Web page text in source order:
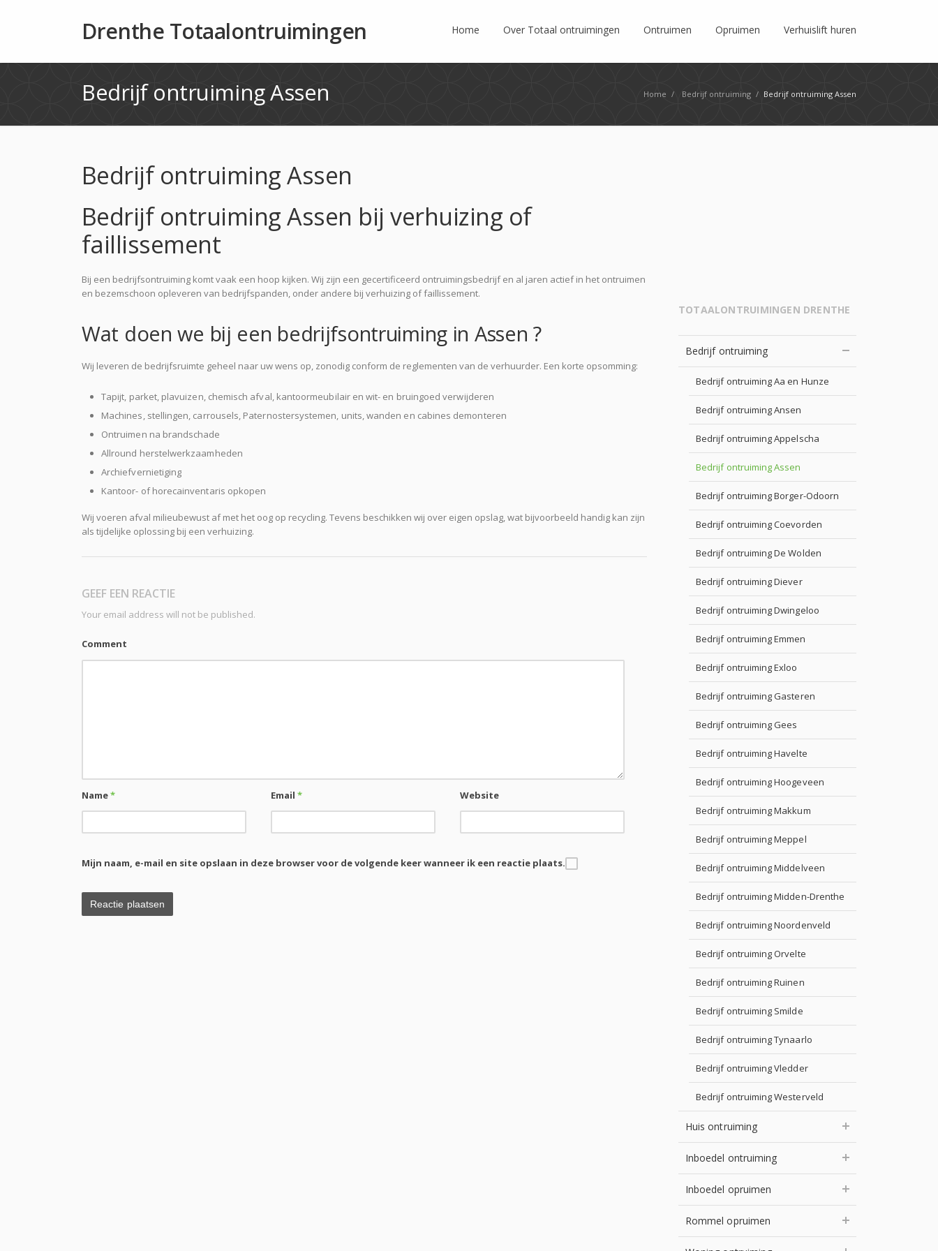
Drenthe Totaalontruimingen Home Over Totaal ontruimingen Ontruimen Opruimen Verhuislift huren
Home / Bedrijf ontruiming / Bedrijf ontruiming Assen
Bedrijf ontruiming Assen
Bedrijf ontruiming Assen
Bedrijf ontruiming Assen bij verhuizing of
faillissement
Bij een bedrijfsontruiming komt vaak een hoop kijken. Wij zijn een gecertificeerd ontruimingsbedrijf en al jaren actief in het ontruimen
en bezemschoon opleveren van bedrijfspanden, onder andere bij verhuizing of faillissement.
Wat doen we bij een bedrijfsontruiming in Assen ?
Wij leveren de bedrijfsruimte geheel naar uw wens op, zonodig conform de reglementen van de verhuurder. Een korte opsomming:
Tapijt, parket, plavuizen, chemisch afval, kantoormeubilair en wit- en bruingoed verwijderen
Machines, stellingen, carrousels, Paternostersystemen, units, wanden en cabines demonteren
Ontruimen na brandschade
Allround herstelwerkzaamheden
Archiefvernietiging
Kantoor- of horecainventaris opkopen
Wij voeren afval milieubewust af met het oog op recycling. Tevens beschikken wij over eigen opslag, wat bijvoorbeeld handig kan zijn
als tijdelijke oplossing bij een verhuizing.
GEEF EEN REACTIE
Your email address will not be published.
Comment
Name* Email* Website
Mijn naam, e-mail en site opslaan in deze browser voor de volgende keer wanneer ik een reactie plaats.
TOTAALONTRUIMINGEN DRENTHE
Bedrijf ontruiming
Bedrijf ontruiming Aa en Hunze
Bedrijf ontruiming Ansen
Bedrijf ontruiming Appelscha
Bedrijf ontruiming Assen
Bedrijf ontruiming Borger-Odoorn
Bedrijf ontruiming Coevorden
Bedrijf ontruiming De Wolden
Bedrijf ontruiming Diever
Bedrijf ontruiming Dwingeloo
Bedrijf ontruiming Emmen
Bedrijf ontruiming Exloo
Bedrijf ontruiming Gasteren
Bedrijf ontruiming Gees
Bedrijf ontruiming Havelte
Bedrijf ontruiming Hoogeveen
Bedrijf ontruiming Makkum
Bedrijf ontruiming Meppel
Bedrijf ontruiming Middelveen
Bedrijf ontruiming Midden-Drenthe
Bedrijf ontruiming Noordenveld
Bedrijf ontruiming Orvelte
Bedrijf ontruiming Ruinen
Bedrijf ontruiming Smilde
Bedrijf ontruiming Tynaarlo
Bedrijf ontruiming Vledder
Bedrijf ontruiming Westerveld
Huis ontruiming
Inboedel ontruiming
Inboedel opruimen
Rommel opruimen